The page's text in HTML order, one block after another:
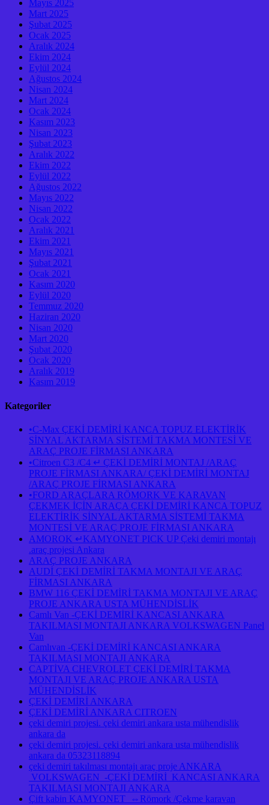
Mayıs 2025
Mart 2025
Şubat 2025
Ocak 2025
Aralık 2024
Ekim 2024
Eylül 2024
Ağustos 2024
Nisan 2024
Mart 2024
Ocak 2024
Kasım 2023
Nisan 2023
Şubat 2023
Aralık 2022
Ekim 2022
Eylül 2022
Ağustos 2022
Mayıs 2022
Nisan 2022
Ocak 2022
Aralık 2021
Ekim 2021
Mayıs 2021
Şubat 2021
Ocak 2021
Kasım 2020
Eylül 2020
Temmuz 2020
Haziran 2020
Nisan 2020
Mart 2020
Şubat 2020
Ocak 2020
Aralık 2019
Kasım 2019
Kategoriler
•C-Max ÇEKİ DEMİRİ KANCA TOPUZ ELEKTİRİK
SİNYAL AKTARMA SİSTEMİ TAKMA MONTESİ VE
ARAÇ PROJE FİRMASI ANKARA
•Citroen C3 /C4 ↵ ÇEKİ DEMİRİ MONTAJ /ARAÇ
PROJE FİRMASI ANKARA/ ÇEKİ DEMİRİ MONTAJ
/ARAÇ PROJE FİRMASI ANKARA
•FORD ARAÇLARA RÖMORK VE KARAVAN
ÇEKMEK İÇİN ARAÇA ÇEKİ DEMİRİ KANCA TOPUZ
ELEKTİRİK SİNYAL AKTARMA SİSTEMİ TAKMA
MONTESİ VE ARAÇ PROJE FİRMASI ANKARA
AMOROK ↵KAMYONET PICK UP Çeki demiri montajı
.araç projesi Ankara
ARAÇ PROJE ANKARA
AUDİ ÇEKİ DEMİRİ TAKMA MONTAJI VE ARAÇ
FİRMASI ANKARA
BMW 116 ÇEKİ DEMİRİ TAKMA MONTAJI VE ARAÇ
PROJE ANKARA USTA MÜHENDİSLİK
Camlı Van -ÇEKİ DEMİRİ KANCASI ANKARA
TAKILMASI MONTAJI ANKARA VOLKSWAGEN Panel
Van
Camlıvan -ÇEKİ DEMİRİ KANCASI ANKARA
TAKILMASI MONTAJI ANKARA
CAPTİVA CHEVROLET ÇEKİ DEMİRİ TAKMA
MONTAJI VE ARAÇ PROJE ANKARA USTA
MÜHENDİSLİK
ÇEKİ DEMİRİ ANKARA
ÇEKİ DEMİRİ ANKARA CITROEN
çeki demiri projesi. çeki demiri ankara usta mühendislik
ankara da
çeki demiri projesi. çeki demiri ankara usta mühendislik
ankara da 05323118894
çeki demiri takılması montajı araç proje ANKARA
VOLKSWAGEN -ÇEKİ DEMİRİ KANCASI ANKARA
TAKILMASI MONTAJI ANKARA
Çift kabin KAMYONET ⇔Römork /Çekme karavan